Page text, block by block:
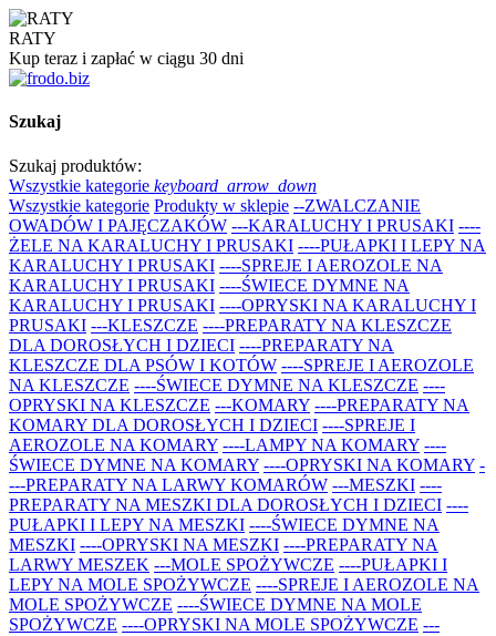
RATY
Kup teraz i zapłać w ciągu 30 dni
Szukaj
Szukaj produktów:
Wszystkie kategorie keyboard_arrow_down
Wszystkie kategorie Produkty w sklepie --ZWALCZANIE
OWADÓW I PAJĘCZAKÓW ---KARALUCHY I PRUSAKI ----
ŻELE NA KARALUCHY I PRUSAKI ----PUŁAPKI I LEPY NA
KARALUCHY I PRUSAKI ----SPREJE I AEROZOLE NA
KARALUCHY I PRUSAKI ----ŚWIECE DYMNE NA
KARALUCHY I PRUSAKI ----OPRYSKI NA KARALUCHY I
PRUSAKI ---KLESZCZE ----PREPARATY NA KLESZCZE
DLA DOROSŁYCH I DZIECI ----PREPARATY NA
KLESZCZE DLA PSÓW I KOTÓW ----SPREJE I AEROZOLE
NA KLESZCZE ----ŚWIECE DYMNE NA KLESZCZE ----
OPRYSKI NA KLESZCZE ---KOMARY ----PREPARATY NA
KOMARY DLA DOROSŁYCH I DZIECI ----SPREJE I
AEROZOLE NA KOMARY ----LAMPY NA KOMARY ----
ŚWIECE DYMNE NA KOMARY ----OPRYSKI NA KOMARY -
---PREPARATY NA LARWY KOMARÓW ---MESZKI ----
PREPARATY NA MESZKI DLA DOROSŁYCH I DZIECI ----
PUŁAPKI I LEPY NA MESZKI ----ŚWIECE DYMNE NA
MESZKI ----OPRYSKI NA MESZKI ----PREPARATY NA
LARWY MESZEK ---MOLE SPOŻYWCZE ----PUŁAPKI I
LEPY NA MOLE SPOŻYWCZE ----SPREJE I AEROZOLE NA
MOLE SPOŻYWCZE ----ŚWIECE DYMNE NA MOLE
SPOŻYWCZE ----OPRYSKI NA MOLE SPOŻYWCZE ---